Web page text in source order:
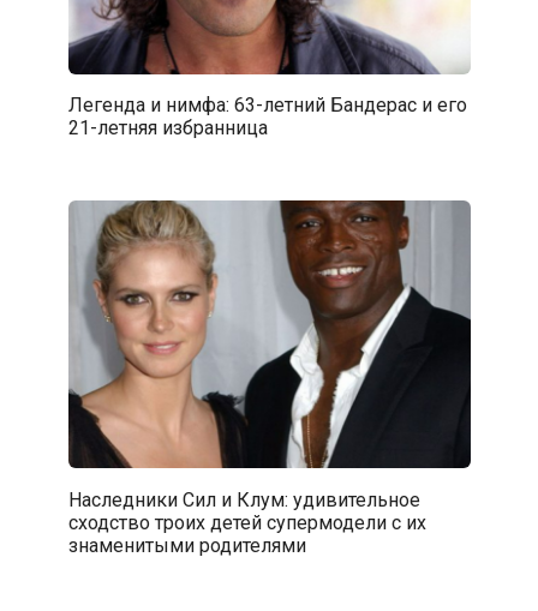
Легенда и нимфа: 63-летний Бандерас и его
21-летняя избранница
Наследники Сил и Клум: удивительное
сходство троих детей супермодели с их
знаменитыми родителями